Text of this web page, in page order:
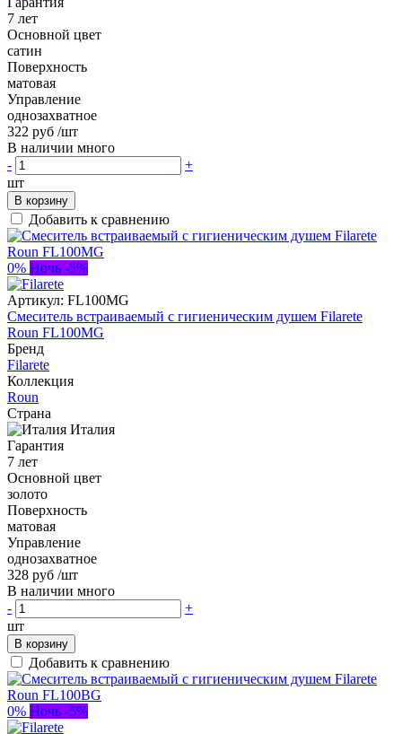
7 лет
Основной цвет
сатин
Поверхность
матовая
Управление
однозахватное
322 руб /шт
В наличии много
-
+
шт
В корзину
Добавить к сравнению
0% Ночь -5%
Артикул: FL100MG
Смеситель встраиваемый с гигиеническим душем Filarete
Roun FL100MG
Бренд
Filarete
Коллекция
Roun
Страна
Италия
Гарантия
7 лет
Основной цвет
золото
Поверхность
матовая
Управление
однозахватное
328 руб /шт
В наличии много
-
+
шт
В корзину
Добавить к сравнению
0% Ночь -5%